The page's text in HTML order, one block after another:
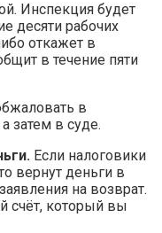
Инспекция будет
десяти рабочих
откажет в
в течение пяти
в
затем в суде.
Если налоговики
вернут деньги в
на возврат.
счёт, который вы